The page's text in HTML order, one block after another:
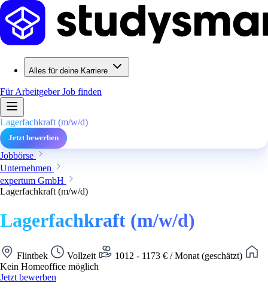
Alles für deine Karriere
Für ArbeitgeberJob finden
Lagerfachkraft (m/w/d)
Jetzt bewerben
Jobbörse
Unternehmen
expertum GmbH
Lagerfachkraft (m/w/d)
Lagerfachkraft (m/w/d)
Flintbek Vollzeit
1012 - 1173 € / Monat (geschätzt)
Kein Homeoffice möglich
Jetzt bewerben